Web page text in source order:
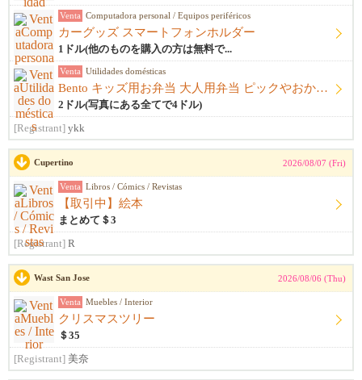
Venta Computadora personal / Equipos periféricos
カーグッズ スマートフォンホルダー
1ドル(他のものを購入の方は無料で...
Venta Utilidades domésticas
Bento キッズ用お弁当 大人用弁当 ピックやおかずカップ他
2ドル(写真にある全てで4ドル)
[Registrant] ykk
Cupertino 2026/08/07 (Fri)
Venta Libros / Cómics / Revistas
【取引中】絵本
まとめて＄3
[Registrant] R
Wast San Jose 2026/08/06 (Thu)
Venta Muebles / Interior
クリスマスツリー
＄35
[Registrant] 美奈